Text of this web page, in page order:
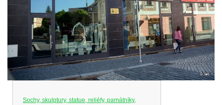
Sochy, skulptury, statue, reliéfy, památníky,